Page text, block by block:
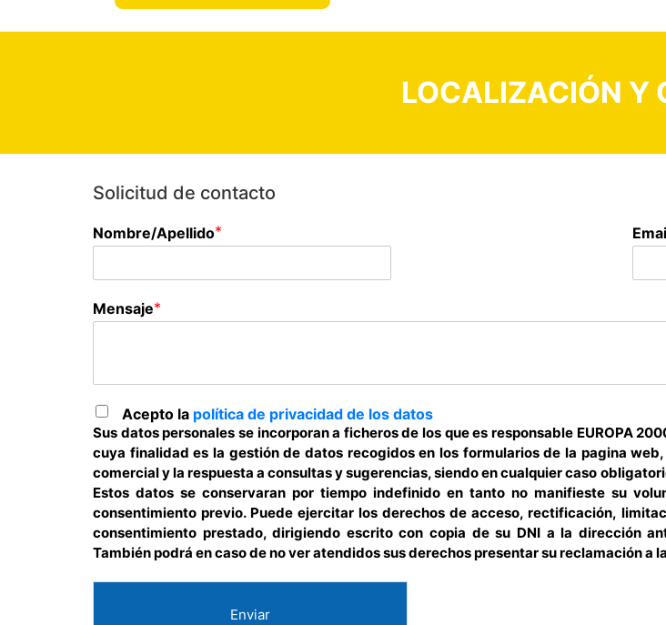
LOCALIZACIÓN Y
Solicitud de contacto
Nombre/Apellido*
Mensaje*
Acepto la política de privacidad de los datos
Sus datos personales se incorporan a ficheros de los que es responsable EUROPA
cuya finalidad es la gestión de datos recogidos en los formularios de la pagina
comercial y la respuesta a consultas y sugerencias, siendo en cualquier caso
Estos datos se conservaran por tiempo indefinido en tanto no manifieste su
consentimiento previo. Puede ejercitar los derechos de acceso, rectificación,
consentimiento prestado, dirigiendo escrito con copia de su DNI a la dirección
También podrá en caso de no ver atendidos sus derechos presentar su reclamación a
Enviar